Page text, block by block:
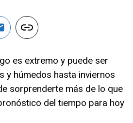
es extremo y puede ser
y húmedos hasta inviernos
sorprenderte más de lo que
del tiempo para hoy